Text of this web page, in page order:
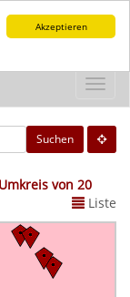
Akzeptieren
Suchen
von 20
Liste